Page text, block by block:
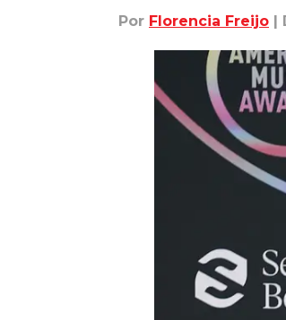
Por Florencia Freijo |